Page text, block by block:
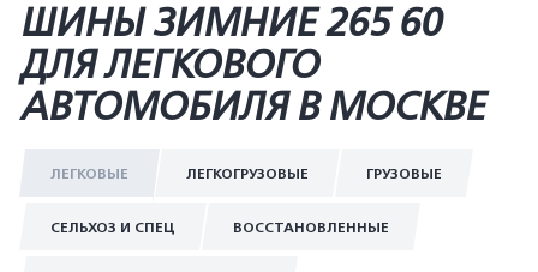
ШИНЫ ЗИМНИЕ 265 60
ДЛЯ ЛЕГКОВОГО
АВТОМОБИЛЯ В МОСКВЕ
ЛЕГКОВЫЕ ЛЕГКОГРУЗОВЫЕ ГРУЗОВЫЕ
СЕЛЬХОЗ И СПЕЦ ВОССТАНОВЛЕННЫЕ